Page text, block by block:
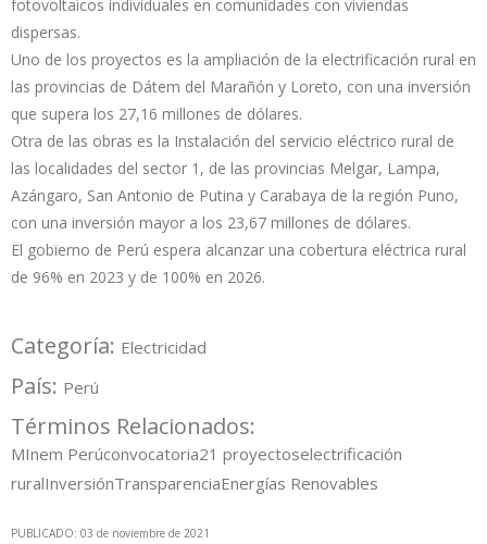
fotovoltaicos individuales en comunidades con viviendas
dispersas.
Uno de los proyectos es la ampliación de la electrificación rural en
las provincias de Dátem del Marañón y Loreto, con una inversión
que supera los 27,16 millones de dólares.
Otra de las obras es la Instalación del servicio eléctrico rural de
las localidades del sector 1, de las provincias Melgar, Lampa,
Azángaro, San Antonio de Putina y Carabaya de la región Puno,
con una inversión mayor a los 23,67 millones de dólares.
El gobierno de Perú espera alcanzar una cobertura eléctrica rural
de 96% en 2023 y de 100% en 2026.
Categoría: Electricidad
País: Perú
Términos Relacionados:
MInem Perúconvocatoria21 proyectoselectrificación
ruralInversiónTransparenciaEnergías Renovables
PUBLICADO: 03 de noviembre de 2021